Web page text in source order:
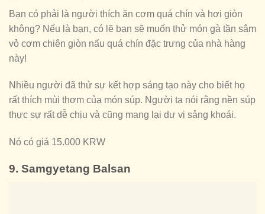
Bạn có phải là người thích ăn cơm quá chín và hơi giòn
không? Nếu là bạn, có lẽ bạn sẽ muốn thử món gà tần sâm
vỏ cơm chiên giòn nấu quá chín đặc trưng của nhà hàng
này!
Nhiều người đã thử sự kết hợp sáng tạo này cho biết họ
rất thích mùi thơm của món súp. Người ta nói rằng nền súp
thực sự rất dễ chịu và cũng mang lại dư vị sảng khoái.
Nó có giá 15.000 KRW
9. Samgyetang Balsan